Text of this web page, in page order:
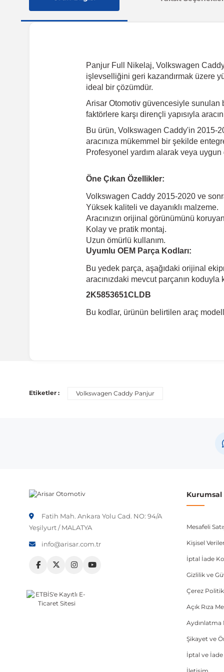
Panjur Full Nikelaj, Volkswagen
işlevselliğini geri kazandırmak üzere
ideal bir çözümdür.
Arisar Otomotiv güvencesiyle sunulan
faktörlere karşı dirençli yapısıyla
Bu ürün, Volkswagen Caddy'in 2015-
aracınıza mükemmel bir şekilde
Profesyonel yardım alarak veya
Öne Çıkan Özellikler:
Volkswagen Caddy 2015-2020 ve
Yüksek kaliteli ve dayanıklı malzeme.
Aracınızın orijinal görünümünü
Kolay ve pratik montaj.
Uzun ömürlü kullanım.
Uyumlu OEM Parça Kodları:
Bu yedek parça, aşağıdaki orijinal
aracınızdaki mevcut parçanın koduyla
2K5853651CLDB
Bu kodlar, ürünün belirtilen araç
Araç üreticileri aynı model yılı içerisinde farklı
Etiketler : Volkswagen Caddy Panjur
Fatih Mah. Ankara Yolu Cad. NO: 94/A
Yeşilyurt / MALATYA
info@arisar.com.tr
Mesafeli
Kişisel
İptal İade
Gizlilik ve
Çerez
Açık Rıza
Aydınlatma
Şikayet ve
İptal ve